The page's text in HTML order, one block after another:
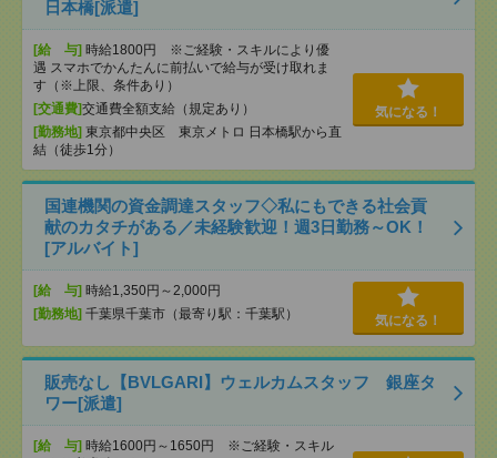
日本橋[派遣]
[給 与] 時給1800円 ※ご経験・スキルにより優
遇 スマホでかんたんに前払いで給与が受け取れま
す（※上限、条件あり）
[交通費]交通費全額支給（規定あり）
[勤務地] 東京都中央区 東京メトロ 日本橋駅から直
結（徒歩1分）
気になる！
国連機関の資金調達スタッフ◇私にもできる社会貢
献のカタチがある／未経験歓迎！週3日勤務～OK！
[アルバイト]
[給 与] 時給1,350円～2,000円
[勤務地] 千葉県千葉市（最寄り駅：千葉駅） 気になる！
販売なし【BVLGARI】ウェルカムスタッフ 銀座タ
ワー[派遣]
[給 与] 時給1600円～1650円 ※ご経験・スキル